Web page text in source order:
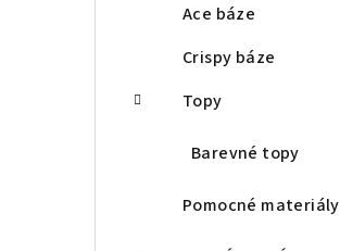
Ace báze
Crispy báze
Topy
Barevné topy
Pomocné materiály